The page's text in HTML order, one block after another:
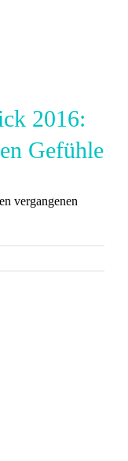
2016:
Gefühle
vergangenen